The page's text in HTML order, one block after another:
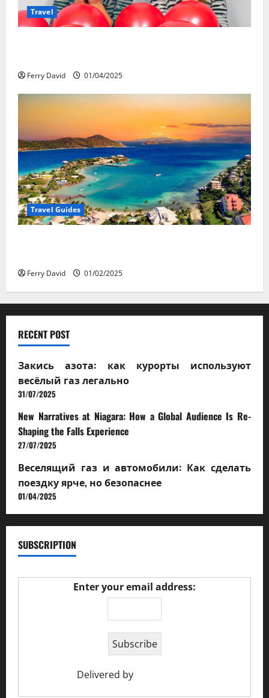
Travel
Ferry David 01/04/2025
Travel Guides
Ferry David 01/02/2025
RECENT POST
Закись азота: как курорты используют
весёлый газ легально
31/07/2025
New Narratives at Niagara: How a Global Audience Is Re-
Shaping the Falls Experience
27/07/2025
Веселящий газ и автомобили: Как сделать
поездку ярче, но безопаснее
01/04/2025
SUBSCRIPTION
Enter your email address:
Delivered by